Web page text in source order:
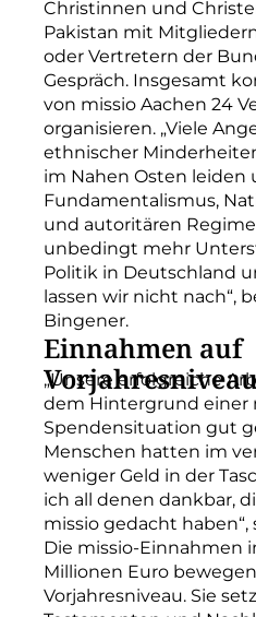
Christinnen und
Pakistan mit
oder Vertretern der
Gespräch. Insgesamt
von missio Aachen 24
organisieren. „Viele
ethnischer
im Nahen Osten leiden
Fundamentalismus,
und autoritären
unbedingt mehr
Politik in Deutschland
lassen wir nicht nach“,
Bingener.
Einnahmen auf
„Unsere erfolgreiche
dem Hintergrund einer
Spendensituation gut
Menschen hatten im
weniger Geld in der
ich all denen dankbar,
missio gedacht haben“,
Die missio-Einnahmen
Millionen Euro
Vorjahresniveau. Sie